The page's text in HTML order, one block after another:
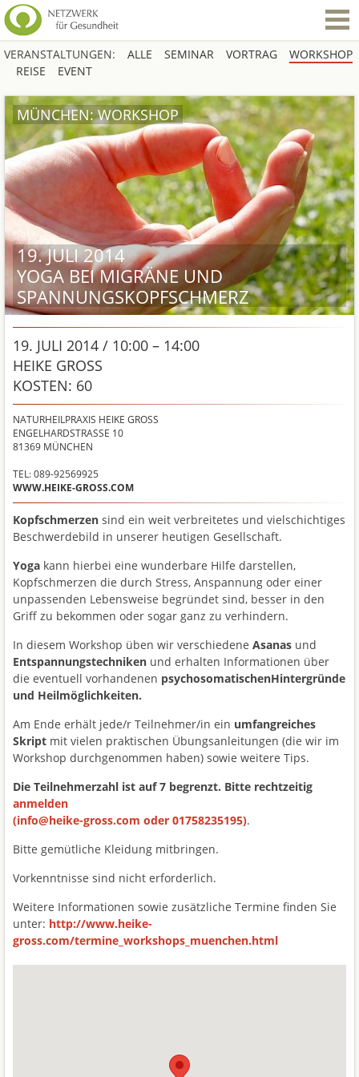
VERANSTALTUNGEN: ALLE SEMINAR VORTRAG
WORKSHOP
REISE
EVENT
19. JULI 2014
YOGA BEI MIGRÄNE UND
SPANNUNGSKOPFSCHMERZ
MÜNCHEN: WORKSHOP
19. JULI 2014 / 10:00 – 14:00
HEIKE GROSS
KOSTEN: 60
NATURHEILPRAXIS HEIKE GROSS
ENGELHARDSTRASSE 10
81369 MÜNCHEN
TEL: 089-92569925
WWW.HEIKE-GROSS.COM
Kopfschmerzen sind ein weit verbreitetes und vielschichtiges
Beschwerdebild in unserer heutigen Gesellschaft.
Yoga kann hierbei eine wunderbare Hilfe darstellen,
Kopfschmerzen die durch Stress, Anspannung oder einer
unpassenden Lebensweise begründet sind, besser in den
Griff zu bekommen oder sogar ganz zu verhindern.
In diesem Workshop üben wir verschiedene Asanas und
Entspannungstechniken und erhalten Informationen über
die eventuell vorhandenen psychosomatischenHintergründe
und Heilmöglichkeiten.
Am Ende erhält jede/r Teilnehmer/in ein umfangreiches
Skript mit vielen praktischen Übungsanleitungen (die wir im
Workshop durchgenommen haben) sowie weitere Tips.
Die Teilnehmerzahl ist auf 7 begrenzt. Bitte rechtzeitig
anmelden
(info@heike-gross.com oder 01758235195).
Bitte gemütliche Kleidung mitbringen.
Vorkenntnisse sind nicht erforderlich.
Weitere Informationen sowie zusätzliche Termine finden Sie
unter: http://www.heike-
gross.com/termine_workshops_muenchen.html